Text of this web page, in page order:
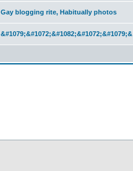
Gay blogging rite, Habitually photos
&#1079;&#1072;&#1082;&#1072;&#1079;&